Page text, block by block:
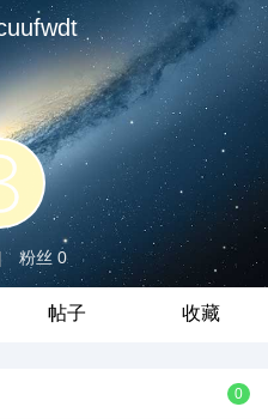
| 粉丝 0
帖子 收藏
0